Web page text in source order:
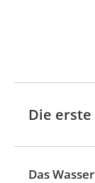
Die
Das